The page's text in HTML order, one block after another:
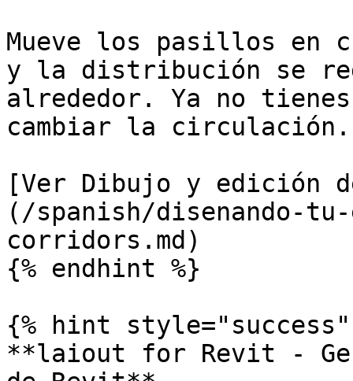
Mueve los pasillos en
y la distribución se
alrededor. Ya no tienes
cambiar la circulación.
[Ver Dibujo y edición
(/spanish/disenando-
corridors.md)
{% endhint %}
{% hint style="success"
**laiout for Revit -